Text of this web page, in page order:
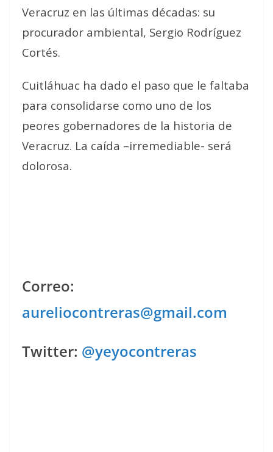
Veracruz en las últimas décadas: su
procurador ambiental, Sergio Rodríguez
Cortés.
Cuitláhuac ha dado el paso que le faltaba
para consolidarse como uno de los
peores gobernadores de la historia de
Veracruz. La caída –irremediable- será
dolorosa.
Correo:
aureliocontreras@gmail.com
Twitter: @yeyocontreras